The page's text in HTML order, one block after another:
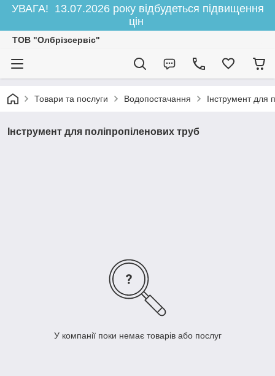
УВАГА! 13.07.2026 року відбудеться підвищення
цін
ТОВ "Олбрізсервіс"
Товари та послуги Водопостачання Інструмент для
Інструмент для поліпропіленових труб
У компанії поки немає товарів або послуг